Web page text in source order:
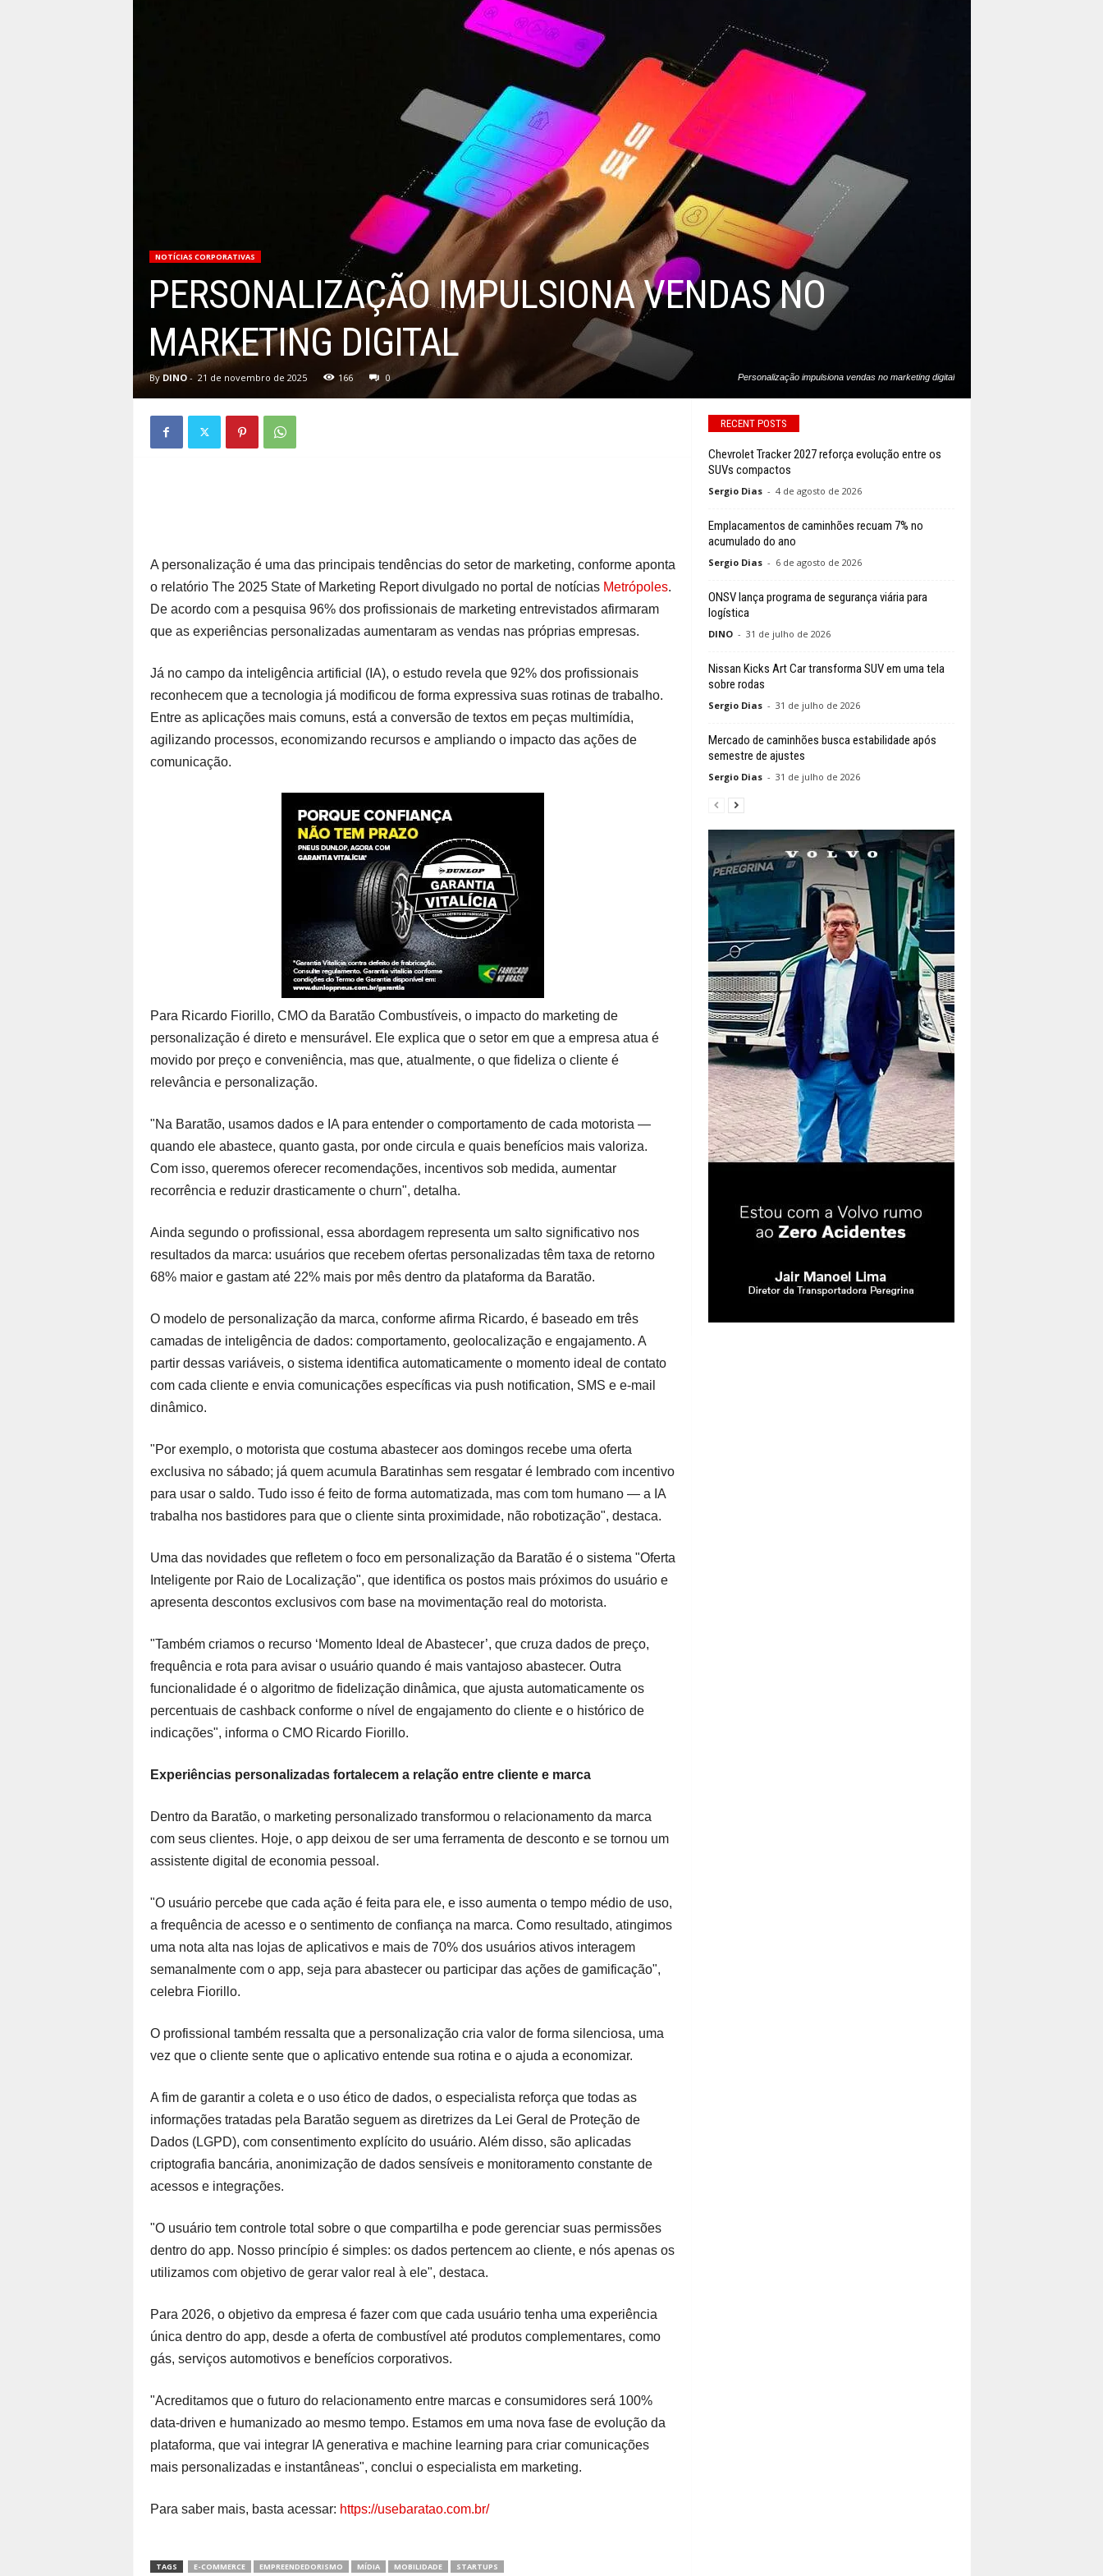
Personalização impulsiona vendas no marketing digital
NOTÍCIAS CORPORATIVAS
PERSONALIZAÇÃO IMPULSIONA VENDAS NO
MARKETING DIGITAL
By DINO- 21 de novembro de 2025 166 0
A personalização é uma das principais tendências do setor de marketing, conforme aponta
o relatório The 2025 State of Marketing Report divulgado no portal de notícias Metrópoles.
De acordo com a pesquisa 96% dos profissionais de marketing entrevistados afirmaram
que as experiências personalizadas aumentaram as vendas nas próprias empresas.
Já no campo da inteligência artificial (IA), o estudo revela que 92% dos profissionais
reconhecem que a tecnologia já modificou de forma expressiva suas rotinas de trabalho.
Entre as aplicações mais comuns, está a conversão de textos em peças multimídia,
agilizando processos, economizando recursos e ampliando o impacto das ações de
comunicação.
Para Ricardo Fiorillo, CMO da Baratão Combustíveis, o impacto do marketing de
personalização é direto e mensurável. Ele explica que o setor em que a empresa atua é
movido por preço e conveniência, mas que, atualmente, o que fideliza o cliente é
relevância e personalização.
"Na Baratão, usamos dados e IA para entender o comportamento de cada motorista —
quando ele abastece, quanto gasta, por onde circula e quais benefícios mais valoriza.
Com isso, queremos oferecer recomendações, incentivos sob medida, aumentar
recorrência e reduzir drasticamente o churn", detalha.
Ainda segundo o profissional, essa abordagem representa um salto significativo nos
resultados da marca: usuários que recebem ofertas personalizadas têm taxa de retorno
68% maior e gastam até 22% mais por mês dentro da plataforma da Baratão.
O modelo de personalização da marca, conforme afirma Ricardo, é baseado em três
camadas de inteligência de dados: comportamento, geolocalização e engajamento. A
partir dessas variáveis, o sistema identifica automaticamente o momento ideal de contato
com cada cliente e envia comunicações específicas via push notification, SMS e e-mail
dinâmico.
"Por exemplo, o motorista que costuma abastecer aos domingos recebe uma oferta
exclusiva no sábado; já quem acumula Baratinhas sem resgatar é lembrado com incentivo
para usar o saldo. Tudo isso é feito de forma automatizada, mas com tom humano — a IA
trabalha nos bastidores para que o cliente sinta proximidade, não robotização", destaca.
Uma das novidades que refletem o foco em personalização da Baratão é o sistema "Oferta
Inteligente por Raio de Localização", que identifica os postos mais próximos do usuário e
apresenta descontos exclusivos com base na movimentação real do motorista.
"Também criamos o recurso ‘Momento Ideal de Abastecer’, que cruza dados de preço,
frequência e rota para avisar o usuário quando é mais vantajoso abastecer. Outra
funcionalidade é o algoritmo de fidelização dinâmica, que ajusta automaticamente os
percentuais de cashback conforme o nível de engajamento do cliente e o histórico de
indicações", informa o CMO Ricardo Fiorillo.
Experiências personalizadas fortalecem a relação entre cliente e marca
Dentro da Baratão, o marketing personalizado transformou o relacionamento da marca
com seus clientes. Hoje, o app deixou de ser uma ferramenta de desconto e se tornou um
assistente digital de economia pessoal.
"O usuário percebe que cada ação é feita para ele, e isso aumenta o tempo médio de uso,
a frequência de acesso e o sentimento de confiança na marca. Como resultado, atingimos
uma nota alta nas lojas de aplicativos e mais de 70% dos usuários ativos interagem
semanalmente com o app, seja para abastecer ou participar das ações de gamificação",
celebra Fiorillo.
O profissional também ressalta que a personalização cria valor de forma silenciosa, uma
vez que o cliente sente que o aplicativo entende sua rotina e o ajuda a economizar.
A fim de garantir a coleta e o uso ético de dados, o especialista reforça que todas as
informações tratadas pela Baratão seguem as diretrizes da Lei Geral de Proteção de
Dados (LGPD), com consentimento explícito do usuário. Além disso, são aplicadas
criptografia bancária, anonimização de dados sensíveis e monitoramento constante de
acessos e integrações.
"O usuário tem controle total sobre o que compartilha e pode gerenciar suas permissões
dentro do app. Nosso princípio é simples: os dados pertencem ao cliente, e nós apenas os
utilizamos com objetivo de gerar valor real à ele", destaca.
Para 2026, o objetivo da empresa é fazer com que cada usuário tenha uma experiência
única dentro do app, desde a oferta de combustível até produtos complementares, como
gás, serviços automotivos e benefícios corporativos.
"Acreditamos que o futuro do relacionamento entre marcas e consumidores será 100%
data-driven e humanizado ao mesmo tempo. Estamos em uma nova fase de evolução da
plataforma, que vai integrar IA generativa e machine learning para criar comunicações
mais personalizadas e instantâneas", conclui o especialista em marketing.
Para saber mais, basta acessar: https://usebaratao.com.br/
TAGS E-COMMERCE EMPREENDEDORISMO MÍDIA MOBILIDADE STARTUPS
RECENT POSTS
Chevrolet Tracker 2027 reforça evolução entre os
SUVs compactos
Sergio Dias - 4 de agosto de 2026
Emplacamentos de caminhões recuam 7% no
acumulado do ano
Sergio Dias - 6 de agosto de 2026
ONSV lança programa de segurança viária para
logística
DINO - 31 de julho de 2026
Nissan Kicks Art Car transforma SUV em uma tela
sobre rodas
Sergio Dias - 31 de julho de 2026
Mercado de caminhões busca estabilidade após
semestre de ajustes
Sergio Dias - 31 de julho de 2026